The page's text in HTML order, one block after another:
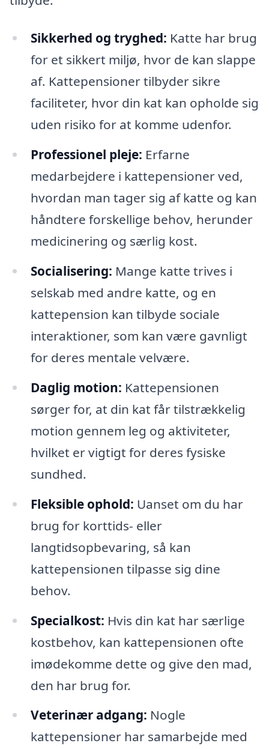
Sikkerhed og tryghed: Katte har brug
for et sikkert miljø, hvor de kan slappe
af. Kattepensioner tilbyder sikre
faciliteter, hvor din kat kan opholde sig
uden risiko for at komme udenfor.
Professionel pleje: Erfarne
medarbejdere i kattepensioner ved,
hvordan man tager sig af katte og kan
håndtere forskellige behov, herunder
medicinering og særlig kost.
Socialisering: Mange katte trives i
selskab med andre katte, og en
kattepension kan tilbyde sociale
interaktioner, som kan være gavnligt
for deres mentale velvære.
Daglig motion: Kattepensionen
sørger for, at din kat får tilstrækkelig
motion gennem leg og aktiviteter,
hvilket er vigtigt for deres fysiske
sundhed.
Fleksible ophold: Uanset om du har
brug for korttids- eller
langtidsopbevaring, så kan
kattepensionen tilpasse sig dine
behov.
Specialkost: Hvis din kat har særlige
kostbehov, kan kattepensionen ofte
imødekomme dette og give den mad,
den har brug for.
Veterinær adgang: Nogle
kattepensioner har samarbejde med